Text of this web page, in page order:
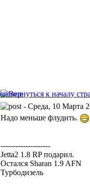
- Среда, 10 Марта
Надо меньше флудить.
--------------------
Jetta2 1.8 RP подарил.
Остался Sharan 1.9 AFN
Турбодизель